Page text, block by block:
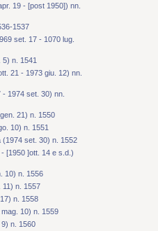
19 - [post 1950]) nn.
1537
set. 17 - 1070 lug.
5) n. 1541
21 - 1973 giu. 12) nn.
1974 set. 30) nn.
21) n. 1550
10) n. 1551
(1974 set. 30) n. 1552
[1950 ]ott. 14 e s.d.)
10) n. 1556
11) n. 1557
n. 1558
10) n. 1559
n. 1560